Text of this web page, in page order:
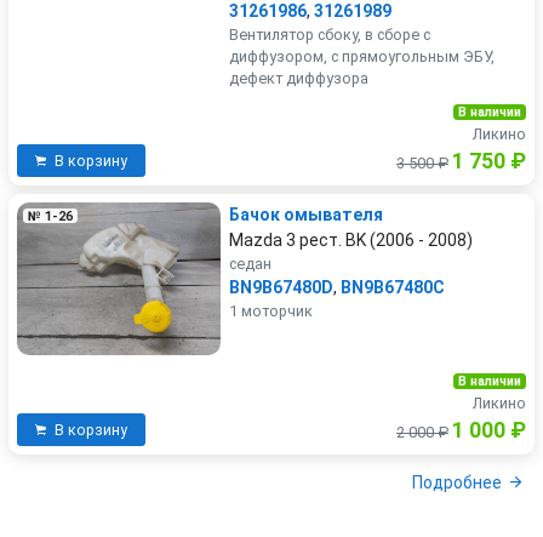
31261986, 31261989
Вентилятор сбоку, в сборе с
диффузором, с прямоугольным ЭБУ,
дефект диффузора
В корзину
В наличии
Ликино
3 500 ₽ 1 750 ₽
№ 1-26
Бачок омывателя
Mazda 3 рест. BK (2006 - 2008)
седан
BN9B67480D, BN9B67480C
1 моторчик
В корзину
В наличии
Ликино
2 000 ₽ 1 000 ₽
Подробнее